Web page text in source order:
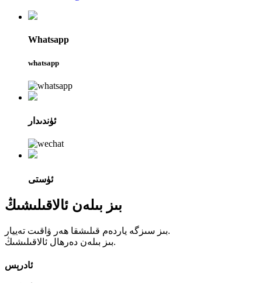
Whatsapp
whatsapp
ئۈندىدار
ئۈستى
بىز بىلەن ئالاقىلىشىڭ
بىز سىزگە ياردەم قىلىشقا ھەر ۋاقىت تەييار.
بىز بىلەن دەرھال ئالاقىلىشىڭ.
ئادرېس